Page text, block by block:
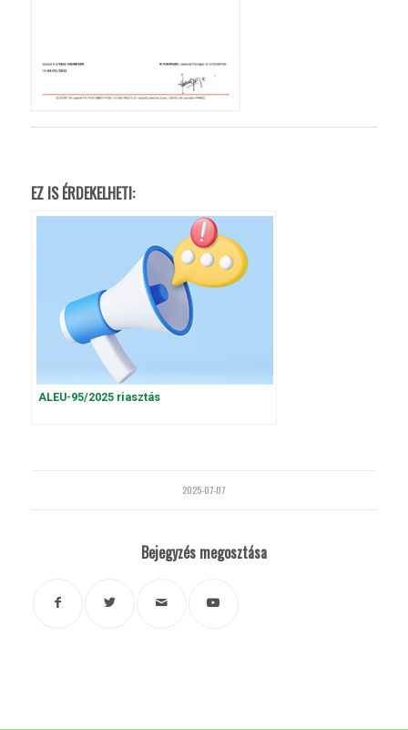
EZ IS ÉRDEKELHETI:
ALEU-95/2025 riasztás
2025-07-07
Bejegyzés megosztása